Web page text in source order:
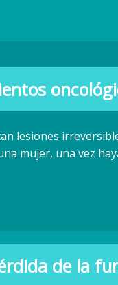
lesiones
mujer, una vez
de la